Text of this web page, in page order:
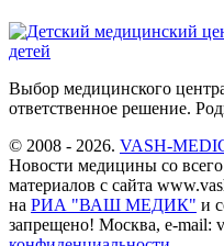
Выбор медицинского
ответственное решение.
© 2008 - 2026. VASH-
Новости медицины со
материалов с сайта
на РИА "ВАШ МЕДИК" и
запрещено! Москва, e-mail: